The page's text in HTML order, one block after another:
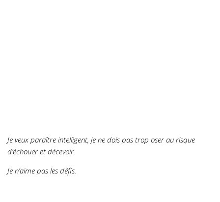
Je veux paraître intelligent, je ne dois pas trop oser au risque
d’échouer et décevoir.
Je n’aime pas les défis.